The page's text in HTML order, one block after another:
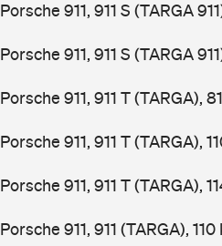
Porsche 911, 911 S (TARGA
Porsche 911, 911 S (TARGA
Porsche 911, 911 T (TARGA),
Porsche 911, 911 T (TARGA),
Porsche 911, 911 T (TARGA),
Porsche 911, 911 (TARGA),